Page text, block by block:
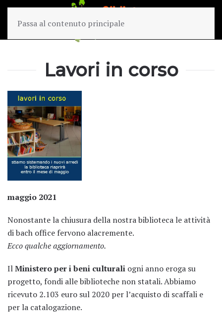
Passa al contenuto principale
Lavori in corso
maggio 2021
Nonostante la chiusura della nostra biblioteca le attività
di bach office fervono alacremente.
Ecco qualche aggiornamento.
IlMinistero per i beni culturali ogni anno eroga su
progetto, fondi alle biblioteche non statali. Abbiamo
ricevuto 2.103 euro sul 2020 per l’acquisto di scaffali e
per la catalogazione.